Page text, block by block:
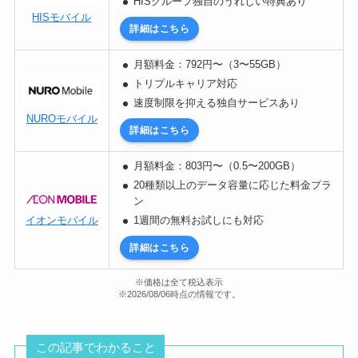
HISモバイル
詳細はこちら
NUROモバイル
月額料金：792円〜（3〜55GB）
トリプルキャリア対応
速度制限を抑える独自サービスあり
詳細はこちら
イオンモバイル
月額料金：803円〜（0.5〜200GB）
20種類以上のデータ容量に応じた料金プラ
ン
1週間の無料お試しにも対応
詳細はこちら
※価格は全て税込表示
※2026/08/06時点の情報です。
この記事でわかること